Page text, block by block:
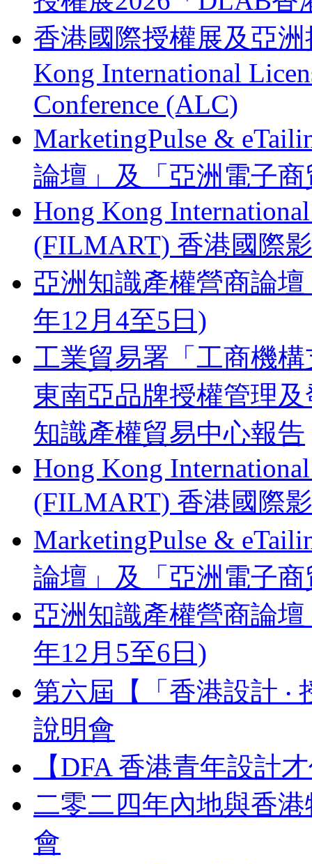
香港國際授權展及亞
Kong International
Conference (ALC)
MarketingPulse &
論壇」及「亞洲電子商
Hong Kong
(FILMART) 香港國際
亞洲知識產權營商論壇
年12月4至5日)
工業貿易署「工商機
東南亞品牌授權管理
知識產權貿易中心報告
Hong Kong
(FILMART) 香港國際
MarketingPulse &
論壇」及「亞洲電子商
亞洲知識產權營商論壇
年12月5至6日)
第六屆【「香港設計 ‧
說明會
【DFA 香港青年設計
二零二四年內地與香
會